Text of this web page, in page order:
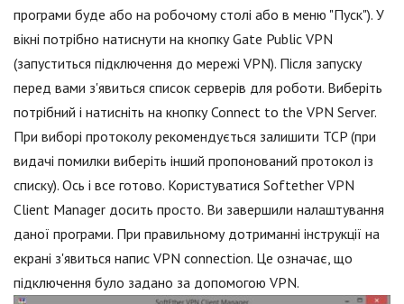
програми буде або на робочому столі або в меню "Пуск"). У
вікні потрібно натиснути на кнопку Gate Public VPN
(запуститься підключення до мережі VPN). Після запуску
перед вами з'явиться список серверів для роботи. Виберіть
потрібний і натисніть на кнопку Connect to the VPN Server.
При виборі протоколу рекомендується залишити TCP (при
видачі помилки виберіть інший пропонований протокол із
списку). Ось і все готово. Користуватися Softether VPN
Client Manager досить просто. Ви завершили налаштування
даної програми. При правильному дотриманні інструкції на
екрані з'явиться напис VPN connection. Це означає, що
підключення було задано за допомогою VPN.